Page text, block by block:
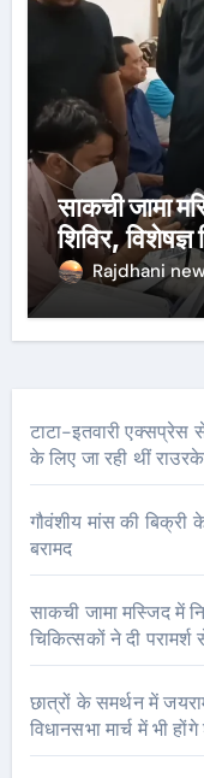
साकची जामा
शिविर, विशेषज्ञ
Rajdhani
टाटा-इतवारी एक्सप्रेस
के लिए जा रही थीं
गौवंशीय मांस की बिक्री
बरामद
साकची जामा मस्जिद में
चिकित्सकों ने दी परामर्श
छात्रों के समर्थन में
विधानसभा मार्च में भी